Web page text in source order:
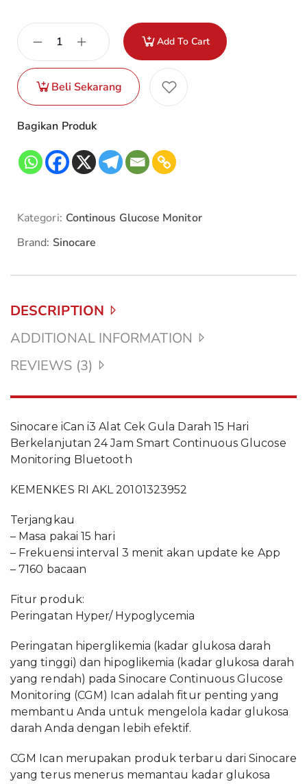
Add To Cart
Beli Sekarang
Bagikan Produk
Kategori: Continous Glucose Monitor
Brand: Sinocare
DESCRIPTION
ADDITIONAL INFORMATION
REVIEWS (3)
Sinocare iCan i3 Alat Cek Gula Darah 15 Hari
Berkelanjutan 24 Jam Smart Continuous Glucose
Monitoring Bluetooth
KEMENKES RI AKL 20101323952
Terjangkau
– Masa pakai 15 hari
– Frekuensi interval 3 menit akan update ke App
– 7160 bacaan
Fitur produk:
Peringatan Hyper/ Hypoglycemia
Peringatan hiperglikemia (kadar glukosa darah
yang tinggi) dan hipoglikemia (kadar glukosa darah
yang rendah) pada Sinocare Continuous Glucose
Monitoring (CGM) Ican adalah fitur penting yang
membantu Anda untuk mengelola kadar glukosa
darah Anda dengan lebih efektif.
CGM Ican merupakan produk terbaru dari Sinocare
yang terus menerus memantau kadar glukosa